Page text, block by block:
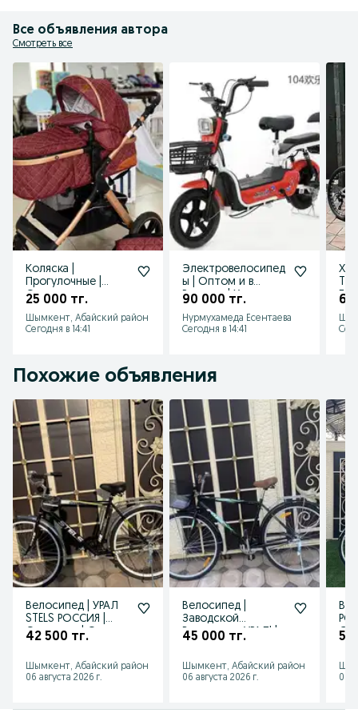
Все объявления автора
Смотреть все
Коляска |
Прогулочные |
Оптом и в розницу
25 000 тг.
Шымкент, Абайский район
Сегодня в 14:41
Электровелосипед
ы | Оптом и в
Розницу | Хит
90 000 тг.
Нурмухамеда Есентаева
Сегодня в 14:41
60
Похожие объявления
Велосипед | УРАЛ
STELS РОССИЯ |
Оригинал | Оптом
42 500 тг.
Шымкент, Абайский район
06 августа 2026 г.
Велосипед |
Заводской
Велосипед УРАЛ! |
бесплатно!
45 000 тг.
Шымкент, Абайский район
06 августа 2026 г.
54
06